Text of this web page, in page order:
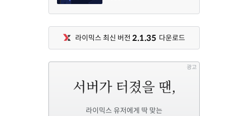
라이믹스 최신 버전 2.1.35 다운로드
광고
라이믹스 유저에게 딱 맞는